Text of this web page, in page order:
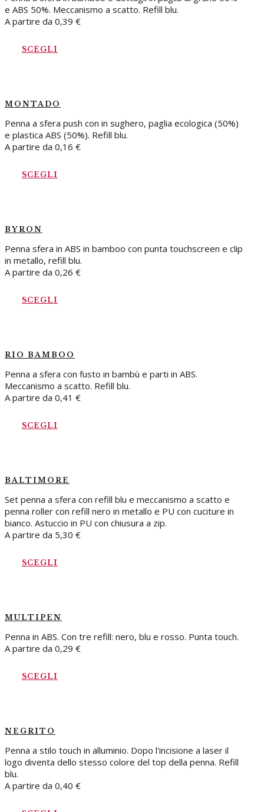
e ABS 50%. Meccanismo a scatto. Refill blu.
A partire da 0,39 €
SCEGLI
MONTADO
Penna a sfera push con in sughero, paglia ecologica (50%)
e plastica ABS (50%). Refill blu.
A partire da 0,16 €
SCEGLI
BYRON
Penna sfera in ABS in bamboo con punta touchscreen e clip
in metallo, refill blu.
A partire da 0,26 €
SCEGLI
RIO BAMBOO
Penna a sfera con fusto in bambù e parti in ABS.
Meccanismo a scatto. Refill blu.
A partire da 0,41 €
SCEGLI
BALTIMORE
Set penna a sfera con refill blu e meccanismo a scatto e
penna roller con refill nero in metallo e PU con cuciture in
bianco. Astuccio in PU con chiusura a zip.
A partire da 5,30 €
SCEGLI
MULTIPEN
Penna in ABS. Con tre refill: nero, blu e rosso. Punta touch.
A partire da 0,29 €
SCEGLI
NEGRITO
Penna a stilo touch in alluminio. Dopo l'incisione a laser il
logo diventa dello stesso colore del top della penna. Refill
blu.
A partire da 0,40 €